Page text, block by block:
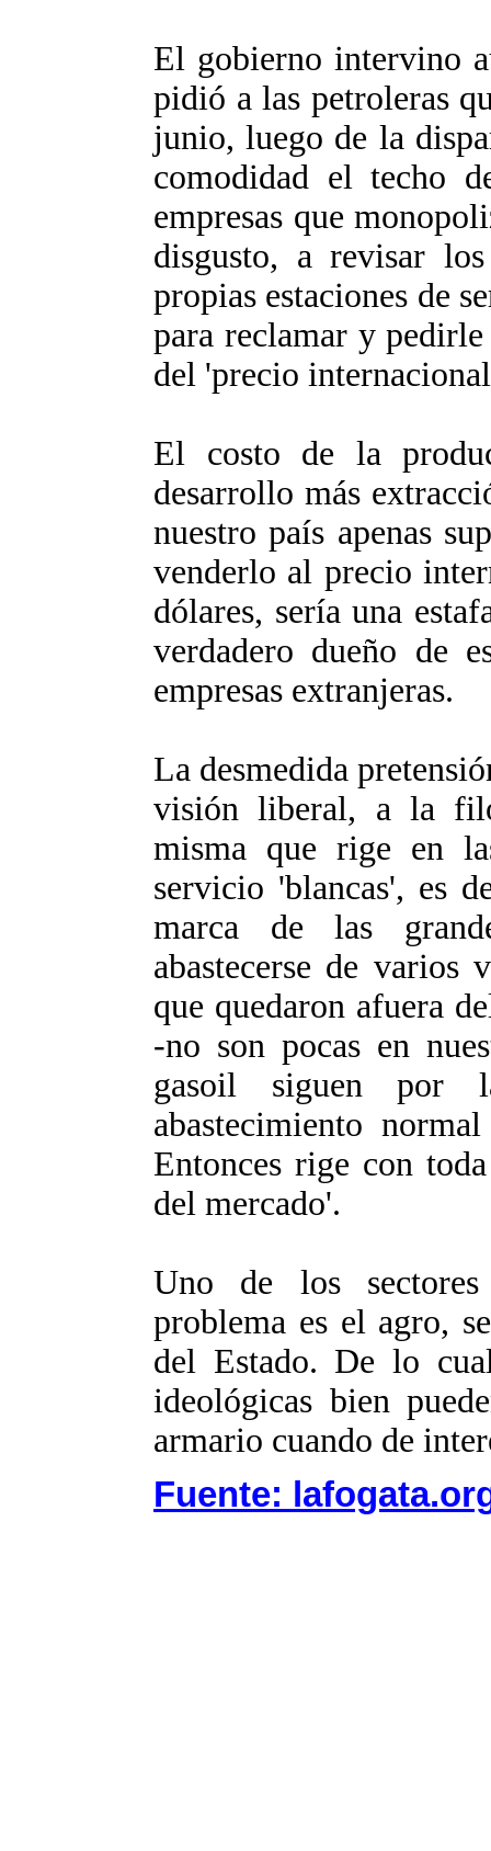
El gobierno intervino
pidió a las petroleras
junio, luego de la
comodidad el techo
empresas que
disgusto, a revisar
propias estaciones de
para reclamar y
del 'precio
El costo de la
desarrollo más
nuestro país apenas
venderlo al precio
dólares, sería una
verdadero dueño de
empresas extranjeras.
La desmedida
visión liberal, a la
misma que rige en
servicio 'blancas', es
marca de las
abastecerse de varios
que quedaron afuera
-no son pocas en
gasoil siguen por
abastecimiento
Entonces rige con
del mercado'.
Uno de los
problema es el agro,
del Estado. De lo
ideológicas bien
armario cuando de
Fuente: